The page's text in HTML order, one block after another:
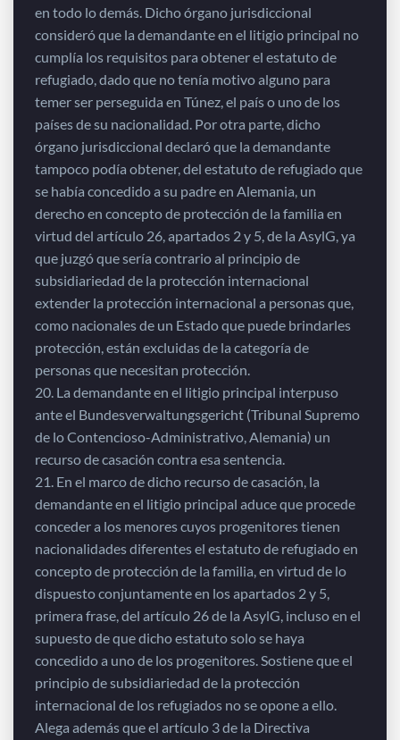
en todo lo demás. Dicho órgano jurisdiccional
consideró que la demandante en el litigio principal no
cumplía los requisitos para obtener el estatuto de
refugiado, dado que no tenía motivo alguno para
temer ser perseguida en Túnez, el país o uno de los
países de su nacionalidad. Por otra parte, dicho
órgano jurisdiccional declaró que la demandante
tampoco podía obtener, del estatuto de refugiado que
se había concedido a su padre en Alemania, un
derecho en concepto de protección de la familia en
virtud del artículo 26, apartados 2 y 5, de la AsylG, ya
que juzgó que sería contrario al principio de
subsidiariedad de la protección internacional
extender la protección internacional a personas que,
como nacionales de un Estado que puede brindarles
protección, están excluidas de la categoría de
personas que necesitan protección.
20. La demandante en el litigio principal interpuso
ante el Bundesverwaltungsgericht (Tribunal Supremo
de lo Contencioso-Administrativo, Alemania) un
recurso de casación contra esa sentencia.
21. En el marco de dicho recurso de casación, la
demandante en el litigio principal aduce que procede
conceder a los menores cuyos progenitores tienen
nacionalidades diferentes el estatuto de refugiado en
concepto de protección de la familia, en virtud de lo
dispuesto conjuntamente en los apartados 2 y 5,
primera frase, del artículo 26 de la AsylG, incluso en el
supuesto de que dicho estatuto solo se haya
concedido a uno de los progenitores. Sostiene que el
principio de subsidiariedad de la protección
internacional de los refugiados no se opone a ello.
Alega además que el artículo 3 de la Directiva